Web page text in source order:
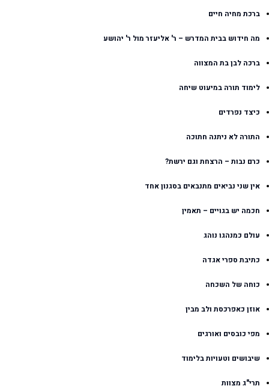
ברכת מחיה חיים
מה חידוש בבית המדרש – ר' אליעזר מול ר' יהושע
ברכה לבן בת המצווה
לימוד תורה במיעוט שיחה
כיצד נפרדים
התורה לא ניתנה חתוכה
כרם נבות – הרצחת וגם ירשת?
אין שני נביאים מתנבאים בסגנון אחד
חכמה יש בגויים – תאמין
עולם כמנהגו נוהג
כתיבת ספרי אגדה
כוחה של השכחה
אוזן כאפרכסת ולב מבין
מפי כובסים ואורגים
שיבושים וטעויות בלימוד
תרי"ג מצוות